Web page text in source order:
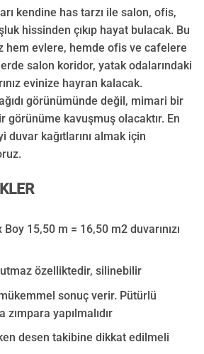
kendine has tarzı ile salon, ofis,
hissinden çıkıp hayat bulacak. Bu
hem evlere, hemde ofis ve cafelere
salon koridor, yatak odalarındaki
evinize hayran kalacak.
görünümünde değil, mimari bir
görünüme kavuşmuş olacaktır. En
kağıtlarını almak için
15,50 m = 16,50 m2 duvarınızı
özelliktedir, silinebilir
sonuç verir. Pütürlü
yapılmalıdır
desen takibine dikkat edilmeli